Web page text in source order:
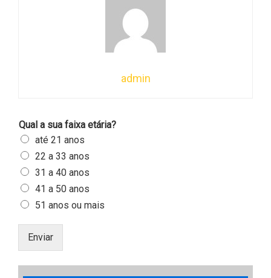
admin
Qual a sua faixa etária?
até 21 anos
22 a 33 anos
31 a 40 anos
41 a 50 anos
51 anos ou mais
Enviar